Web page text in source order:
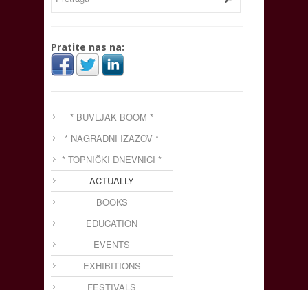
Pratite nas na:
* BUVLJAK BOOM *
* NAGRADNI IZAZOV *
* TOPNIČKI DNEVNICI *
ACTUALLY
BOOKS
EDUCATION
EVENTS
EXHIBITIONS
FESTIVALS